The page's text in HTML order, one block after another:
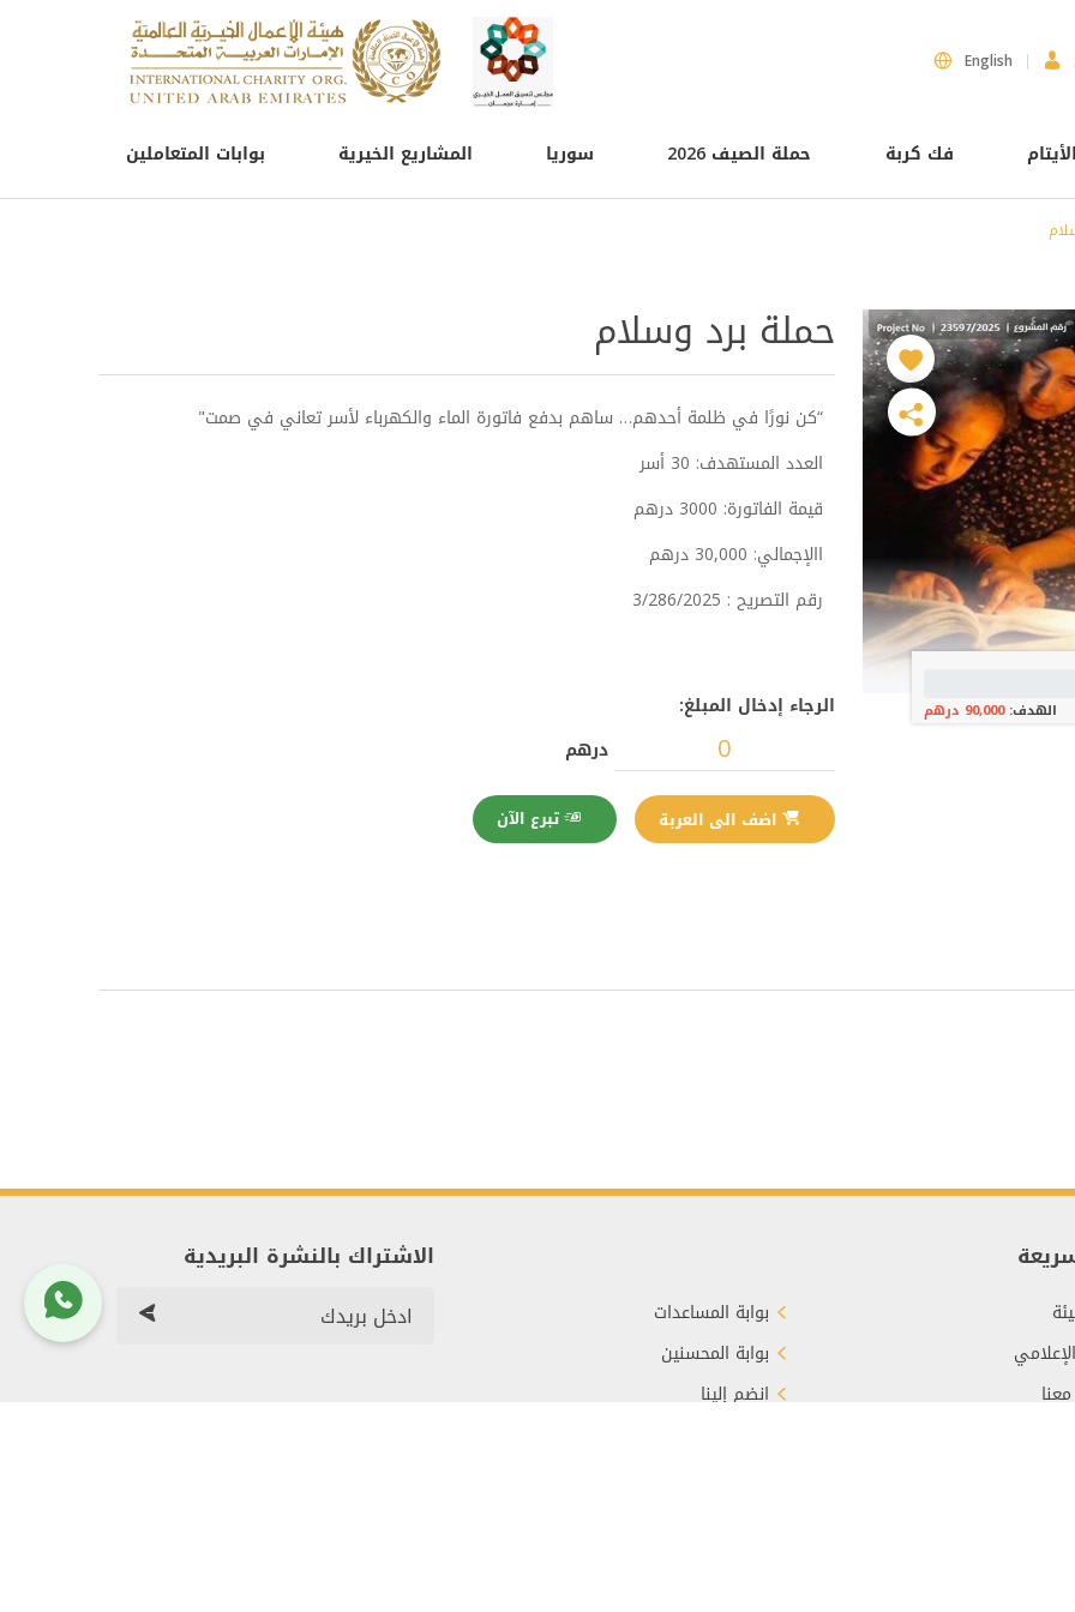
English
فك كربة حملة الصيف 2026 سوريا المشاريع الخيرية
الهدف:90,000 درهم
حملة برد وسلام
“كن نورًا في ظلمة أحدهم… ساهم بدفع فاتورة الماء والكهرباء لأسر تعاني في صمت"
العدد المستهدف: 30 أسر
قيمة الفاتورة: 3000 درهم
االإجمالي: 30,000 درهم
رقم التصريح : 3/286/2025
الرجاء إدخال المبلغ:
درهم
تبرع الآن
بوابة المساعدات
بوابة المحسنين
انضم إلينا
الاشتراك بالنشرة البريدية